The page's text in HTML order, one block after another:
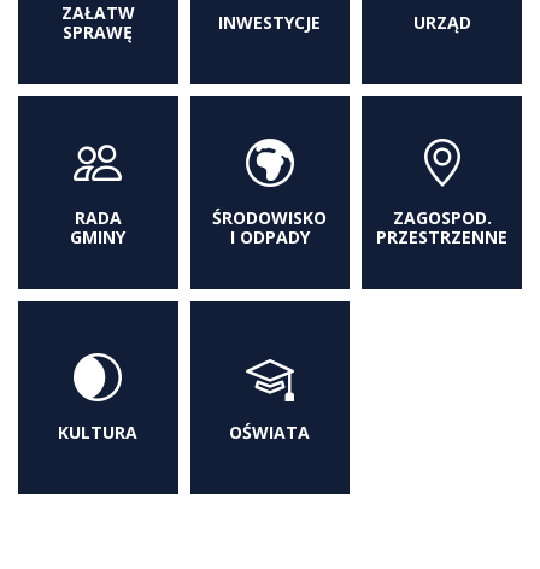
ZAŁATW
SPRAWĘ
INWESTYCJE URZĄD
RADA
GMINY
ŚRODOWISKO
I ODPADY
ZAGOSPOD.
PRZESTRZENNE
KULTURA OŚWIATA